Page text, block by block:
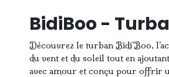
BidiBoo -
Découvrez le turban Bidi’Boo,
du vent et du soleil tout en
avec amour et conçu pour offrir